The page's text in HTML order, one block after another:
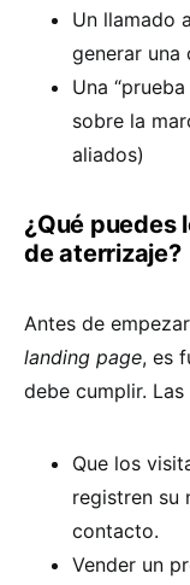
Un llamado
generar una
Una
sobre la
aliados)
¿Qué puedes
de aterrizaje?
Antes de
landing page, es
debe cumplir.
Que los
registren su
contacto.
Vender un